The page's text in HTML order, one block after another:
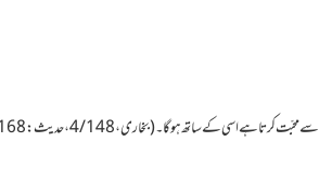
سے محبّت کرتا ہے اسی کے ساتھہوگا۔ (بخاری، 4/148،حدیث: 6168